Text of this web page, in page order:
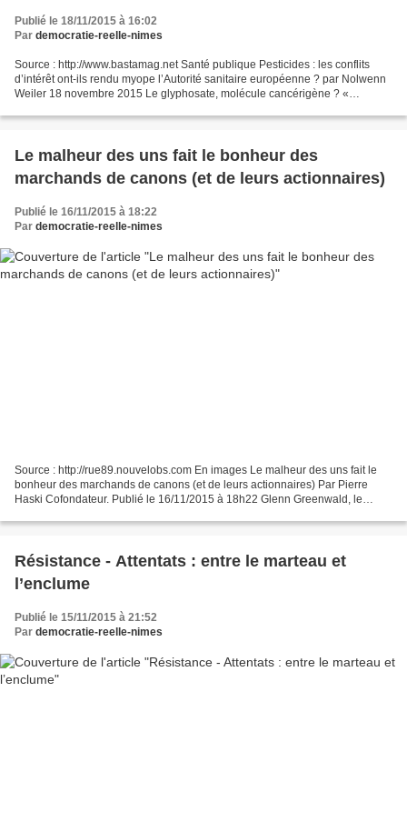
Publié le 18/11/2015 à 16:02
Par democratie-reelle-nimes
Source : http://www.bastamag.net Santé publique Pesticides : les conflits
d’intérêt ont-ils rendu myope l’Autorité sanitaire européenne ? par Nolwenn
Weiler 18 novembre 2015 Le glyphosate, molécule cancérigène ? «
Le malheur des uns fait le bonheur des
marchands de canons (et de leurs actionnaires)
Publié le 16/11/2015 à 18:22
Par democratie-reelle-nimes
Source : http://rue89.nouvelobs.com En images Le malheur des uns fait le
bonheur des marchands de canons (et de leurs actionnaires) Par Pierre
Haski Cofondateur. Publié le 16/11/2015 à 18h22 Glenn Greenwald, le
Résistance - Attentats : entre le marteau et
l’enclume
Publié le 15/11/2015 à 21:52
Par democratie-reelle-nimes